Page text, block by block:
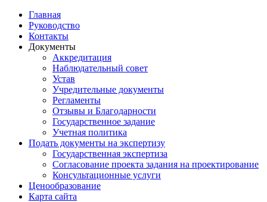
Главная
Руководство
Контакты
Документы
Аккредитация
Наблюдательный совет
Устав
Учредительные документы
Регламенты
Отзывы и Благодарности
Государственное задание
Учетная политика
Подать документы на экспертизу
Государственная экспертиза
Согласование проекта задания на проектирование
Консультационные услуги
Ценообразование
Карта сайта